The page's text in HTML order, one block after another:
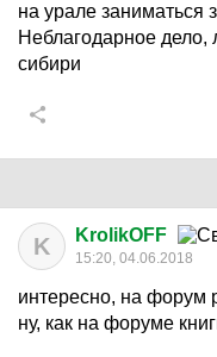
на урале заниматься
Неблагодарное дело,
сибири
K KrolikOFF
15:20, 04.06.2018
интересно, на форум
ну, как на форуме